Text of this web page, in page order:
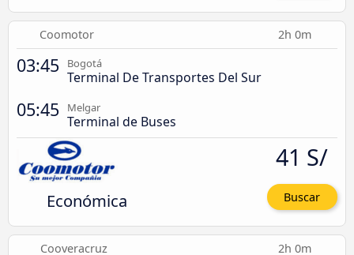
Coomotor 2h 0m
03:45 Bogotá
Terminal De Transportes Del Sur
05:45 Melgar
Terminal de Buses
Económica
41 S/
Buscar
Cooveracruz 2h 0m